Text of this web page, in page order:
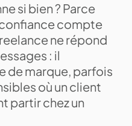
si bien ? Parce
compte
ne répond
: il
de marque, parfois
où un client
partir chez un